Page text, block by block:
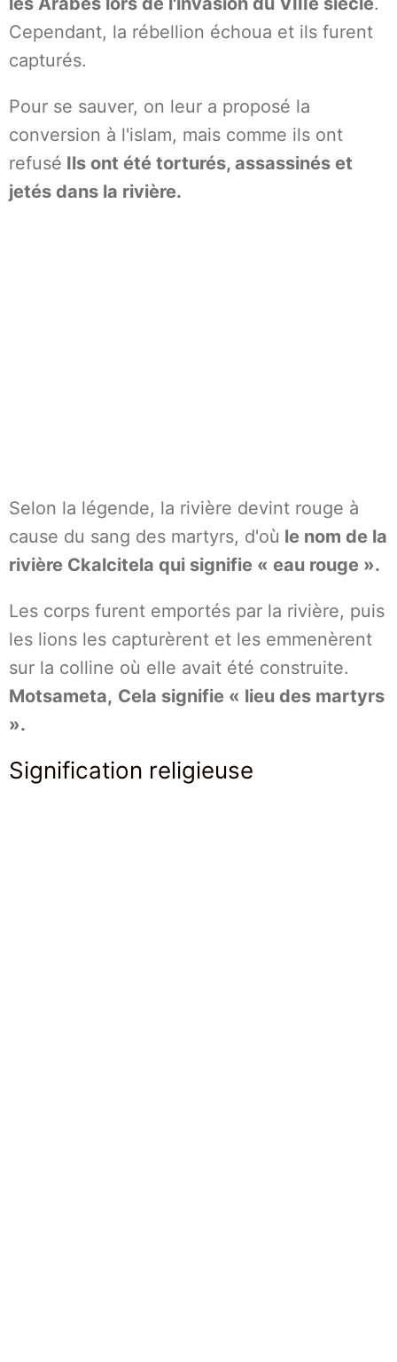
Cependant, la rébellion échoua et ils furent
capturés.
Pour se sauver, on leur a proposé la
conversion à l'islam, mais comme ils ont
refusé Ils ont été torturés, assassinés et
jetés dans la rivière.
Selon la légende, la rivière devint rouge à
cause du sang des martyrs, d'où le nom de la
rivière Ckalcitela qui signifie « eau rouge ».
Les corps furent emportés par la rivière, puis
les lions les capturèrent et les emmenèrent
sur la colline où elle avait été construite.
Motsameta, Cela signifie « lieu des martyrs
».
Signification religieuse